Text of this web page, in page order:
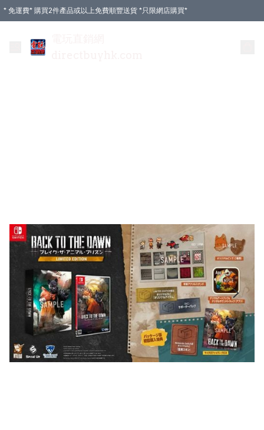
* 免運費* 購買2件產品或以上免費順豐送貨 *只限網店購買*